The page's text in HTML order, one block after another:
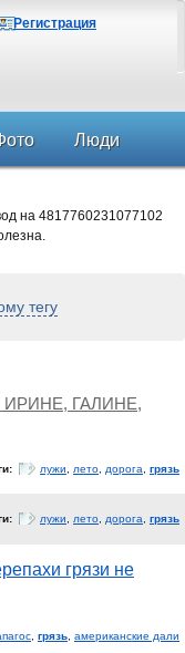
Регистрация
Люди
на 4817760231077102
тегу
ГАЛИНЕ,
лужи лето дорога грязь
лужи лето дорога грязь
грязи не
грязь американские дали